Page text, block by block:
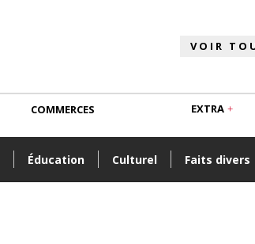
Éducation Culturel Faits divers
COMMERCES EXTRA